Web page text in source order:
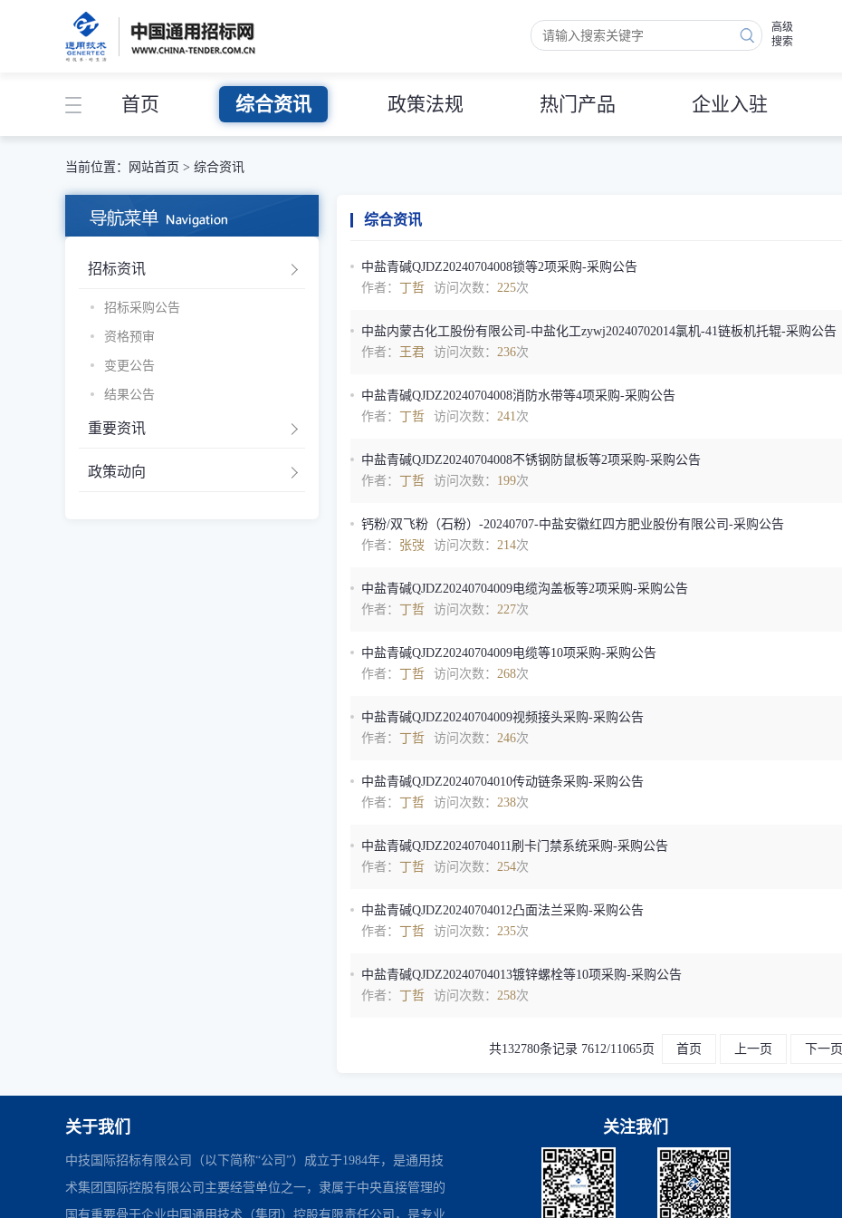
高级
搜索
首页 综合资讯 政策法规 热门产品 企业入驻
当前位置： 网站首页 > 综合资讯
招标资讯
招标采购公告
资格预审
变更公告
结果公告
重要资讯
政策动向
综合资讯
中盐青碱QJDZ20240704008锁等2项采购-采购公告
作者： 丁哲 访问次数： 225次
中盐内蒙古化工股份有限公司-中盐化工zywj20240702014氯机-41链板机托辊-采购公告
作者：
王君 访问次数： 236次
中盐青碱QJDZ20240704008消防水带等4项采购-采购公告
作者： 丁哲 访问次数： 241次
中盐青碱QJDZ20240704008不锈钢防鼠板等2项采购-采购公告
作者： 丁哲 访问次数： 199次
钙粉/双飞粉（石粉）-20240707-中盐安徽红四方肥业股份有限公司-采购公告
作者： 张弢 访问次数： 214次
中盐青碱QJDZ20240704009电缆沟盖板等2项采购-采购公告
作者： 丁哲 访问次数： 227次
中盐青碱QJDZ20240704009电缆等10项采购-采购公告
作者： 丁哲 访问次数： 268次
中盐青碱QJDZ20240704009视频接头采购-采购公告
作者： 丁哲 访问次数： 246次
中盐青碱QJDZ20240704010传动链条采购-采购公告
作者： 丁哲 访问次数： 238次
中盐青碱QJDZ20240704011刷卡门禁系统采购-采购公告
作者： 丁哲 访问次数： 254次
中盐青碱QJDZ20240704012凸面法兰采购-采购公告
作者： 丁哲 访问次数： 235次
中盐青碱QJDZ20240704013镀锌螺栓等10项采购-采购公告
作者： 丁哲 访问次数： 258次
共132780条记录 7612/11065页 首页 上一页 下一页
关于我们
中技国际招标有限公司（以下简称“公司”）成立于1984年，是通用技
术集团国际控股有限公司主要经营单位之一，隶属于中央直接管理的
国有重要骨干企业中国通用技术（集团）控股有限责任公司，是专业
关注我们